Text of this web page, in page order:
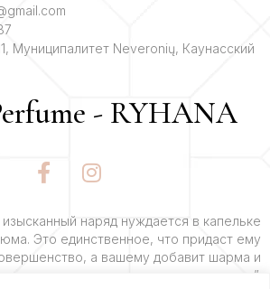
Муниципалитет Neveronių, Каунасский
- RYHANA
F
a
e
b
o
I
n
t
a
g
наряд нуждается в капельке
Это единственное, что придаст ему
а вашему добавит шарма и
очарования”.